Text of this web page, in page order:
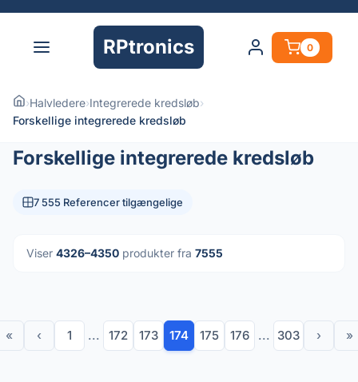
RPtronics 0
›Halvledere›Integrerede kredsløb›
Forskellige integrerede kredsløb
Forskellige integrerede kredsløb
7 555 Referencer tilgængelige
Viser 4326–4350 produkter fra 7555
« ‹ 1 ... 172 173 174 175 176 ... 303 › »